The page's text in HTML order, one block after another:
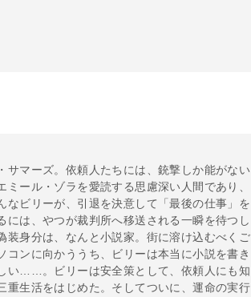
マーズ。依頼人たちには、銃撃しか能がない
ール・ゾラを愛読する思慮深い人間であり、
ビリーが、引退を決意して「最後の仕事」を
は、やつが裁判所へ移送される一瞬を待つし
装身分は、なんと小説家。街に溶け込むべくご
ンに向かううち、ビリーは本当に小説を書き
い……。ビリーは安全策として、依頼人にも知
重生活をはじめた。そしてついに、運命の実行